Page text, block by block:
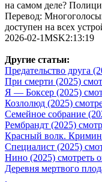
на самом деле?
Перевод:
доступен на всех
2026-02-1MSK2:13:19
Другие статьи:
Предательство друга
При смерти (2025)
Я — Боксер (2025)
Козлолюд (2025)
Семейное собрание
Рембрандт (2025)
Красный волк.
Специалист (2025)
Нино (2025) смотреть
Деревня мертвого
.